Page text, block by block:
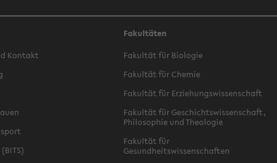
Kontakt
Fakultäten
Fakultät für Biologie
Fakultät für Chemie
Fakultät für Erziehungswissenschaft
Fakultät für Geschichtswissenschaft,
Philosophie und Theologie
Fakultät für
Gesundheitswissenschaften